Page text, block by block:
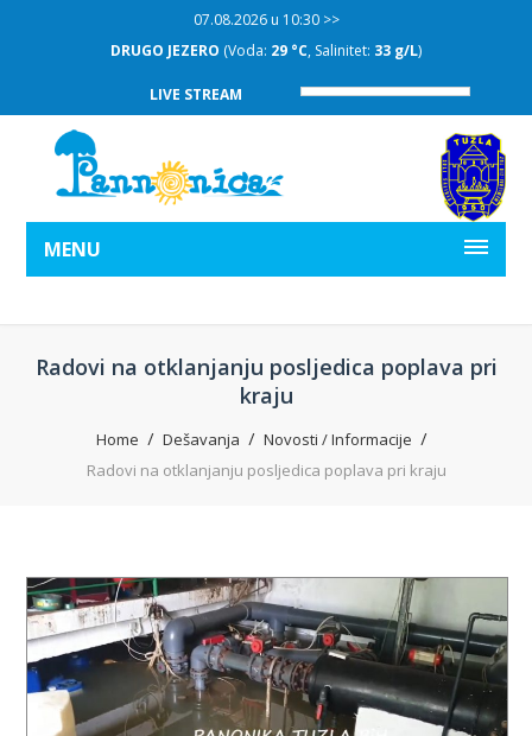
07.08.2026 u 10:30 >>
DRUGO JEZERO (Voda: 29 °C, Salinitet: 33 g/L)
LIVE STREAM
MENU
Radovi na otklanjanju posljedica poplava pri
kraju
Home Dešavanja
Novosti / Informacije
Radovi na otklanjanju posljedica poplava pri kraju